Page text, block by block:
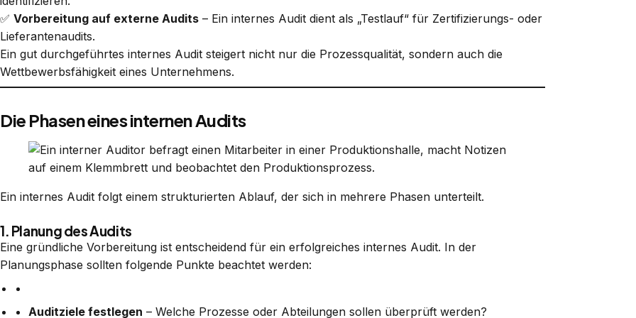
✅ Vorbereitung auf externe Audits – Ein internes Audit dient als „Testlauf“ für Zertifizierungs- oder
Lieferantenaudits.
Ein gut durchgeführtes internes Audit steigert nicht nur die Prozessqualität, sondern auch die
Wettbewerbsfähigkeit eines Unternehmens.
Die Phasen eines internen Audits
Ein internes Audit folgt einem strukturierten Ablauf, der sich in mehrere Phasen unterteilt.
1. Planung des Audits
Eine gründliche Vorbereitung ist entscheidend für ein erfolgreiches internes Audit. In der
Planungsphase sollten folgende Punkte beachtet werden:
Auditziele festlegen – Welche Prozesse oder Abteilungen sollen überprüft werden?